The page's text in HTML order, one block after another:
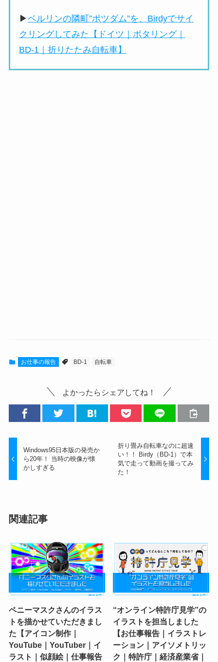
▶ベルリンの隣町”ポツダム”を、Birdyでサイ
クリングしてみた【ドイツ｜ポタリング｜
BD-1｜折りたたみ自転車】
お仕事の報告 BD-1 自転車
よかったらシェアしてね！
Windows95日本版の発売か
ら20年！ 当時の映像が懐
かしすぎる
折り畳み自転車なのに超速
い！！ Birdy（BD-1）で本
気で走って動画を撮ってみ
た！
関連記事
ペニーマスクさんのイラス
トを描かせていただきまし
た【アイコン制作｜
YouTube｜YouTuber｜イ
ラスト｜似顔絵｜仕事報告
“オンライン特許庁見学”の
イラストを担当しました
【お仕事報告｜イラストレ
ーション｜アイソメトリッ
ク｜特許庁｜経済産業省｜